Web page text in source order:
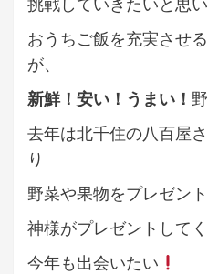
おうちご飯を充実させ
が、
新鮮！安い！うまい！
去年は北千住の八百屋
り
野菜や果物をプレゼント
神様がプレゼントして
今年も出会いたい